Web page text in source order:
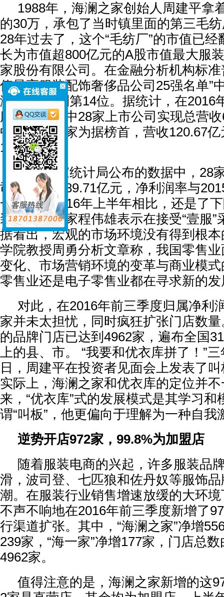
1988年，海澜之家创始人周建平拿
的30万，承包了当时镇里面的第三毛
28年过去了，这个“毛纺厂”的市值已
长为市值超800亿元的A股市值最大
家股份有限公司。在金融分析机构标
值最高服装配饰奢侈品公司25强名单”
澜之家”位列第14位。据统计，在2016
服装零售业中28家上市公司实现总营
中，海澜之家为据榜首，营收120.67
17.4%。
而在国家统计局公布的数据中，28
司净利润为89.71亿元，净利润率与
一季度、2016年上半年相比，还是了
装网专栏专家程伟雄表示在接受“壹服”
据看出，宏观的市场环境没有得到根
学院教授周勇分析文章称，我国零售
变化、市场营销环境的变革与商业模
零售业还是电子零售业都在寻求新的
对此，在2016年前三季度归属净利
家并未太担忧，同时疯狂扩张门店数
的品牌门店已达到4962家，遍布全国
上的县、市。 “我要和优衣库拼了！”
日，周建平在投资者见面会上发表了
实际上，海澜之家和优衣库的定位并
来，“优衣库”式的发展模式是其学习和
谓“叫板”，他更偏向于理解为一种自我
逆势开店972家，99.8%为加盟店
随着服装电商的兴起，许多服装品
滑，波司登、七匹狼和佐丹奴等服饰
潮。在服装行业销售增速放缓的大环
不声不响地在2016年前三季度新增了
行渠道扩张。其中，“海澜之家”净增
239家，“海一家”净增177家，门店总
4962家。
值得注意的是，海澜之家新增的这